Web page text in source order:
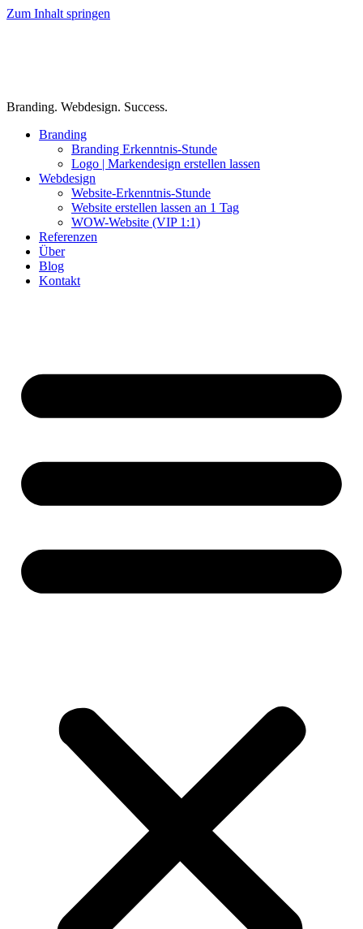
Zum Inhalt springen
Branding. Webdesign. Success.
Branding
Branding Erkenntnis-Stunde
Logo | Markendesign erstellen lassen
Webdesign
Website-Erkenntnis-Stunde
Website erstellen lassen an 1 Tag
WOW-Website (VIP 1:1)
Referenzen
Über
Blog
Kontakt